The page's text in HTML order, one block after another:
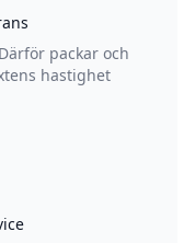
packar och
hastighet